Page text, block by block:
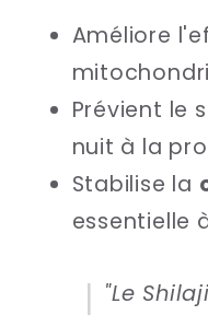
Améliore
Prévient le
nuit à la
Stabilise la
essentielle
"Le